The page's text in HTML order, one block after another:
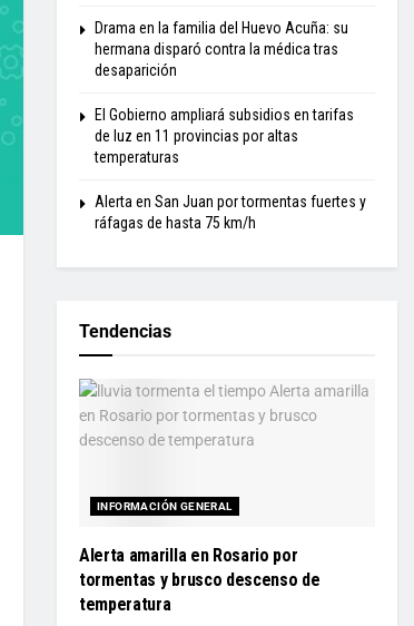
Drama en la familia del Huevo Acuña: su
hermana disparó contra la médica tras
desaparición
El Gobierno ampliará subsidios en tarifas
de luz en 11 provincias por altas
temperaturas
Alerta en San Juan por tormentas fuertes y
ráfagas de hasta 75 km/h
Tendencias
INFORMACIÓN GENERAL
Alerta amarilla en Rosario por
tormentas y brusco descenso de
temperatura